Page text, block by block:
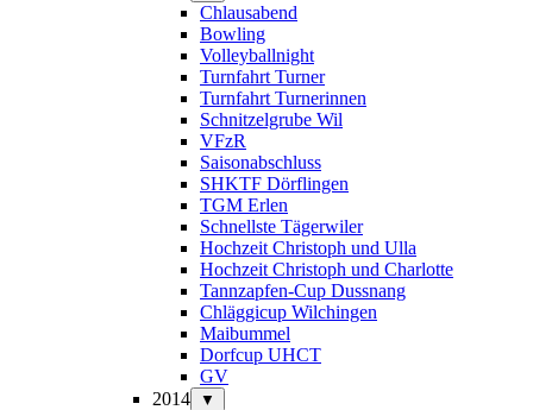
Chlausabend
Bowling
Volleyballnight
Turnfahrt Turner
Turnfahrt Turnerinnen
Schnitzelgrube Wil
VFzR
Saisonabschluss
SHKTF Dörflingen
TGM Erlen
Schnellste Tägerwiler
Hochzeit Christoph und Ulla
Hochzeit Christoph und Charlotte
Tannzapfen-Cup Dussnang
Chläggicup Wilchingen
Maibummel
Dorfcup UHCT
GV
2014
▼